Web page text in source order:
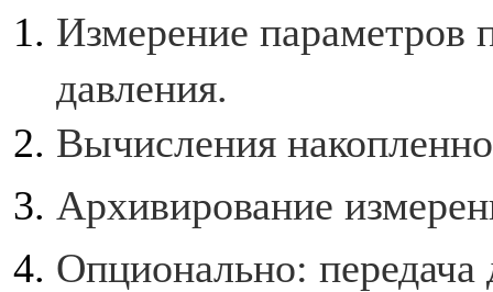
Измерение параметров
давления.
Вычисления
Архивирование
Опционально: